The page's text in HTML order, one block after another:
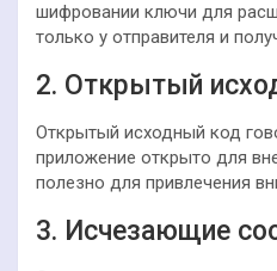
шифровании ключи для
только у отправителя и
2. Открытый
Открытый исходный код
приложение открыто для
полезно для привлечения
3. Исчезающие